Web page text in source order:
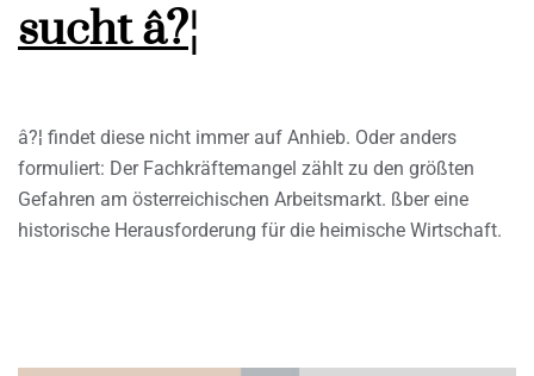
sucht â?¦
â?¦ findet diese nicht immer auf Anhieb. Oder anders
formuliert: Der Fachkräftemangel zählt zu den größten
Gefahren am österreichischen Arbeitsmarkt. ßber eine
historische Herausforderung für die heimische Wirtschaft.